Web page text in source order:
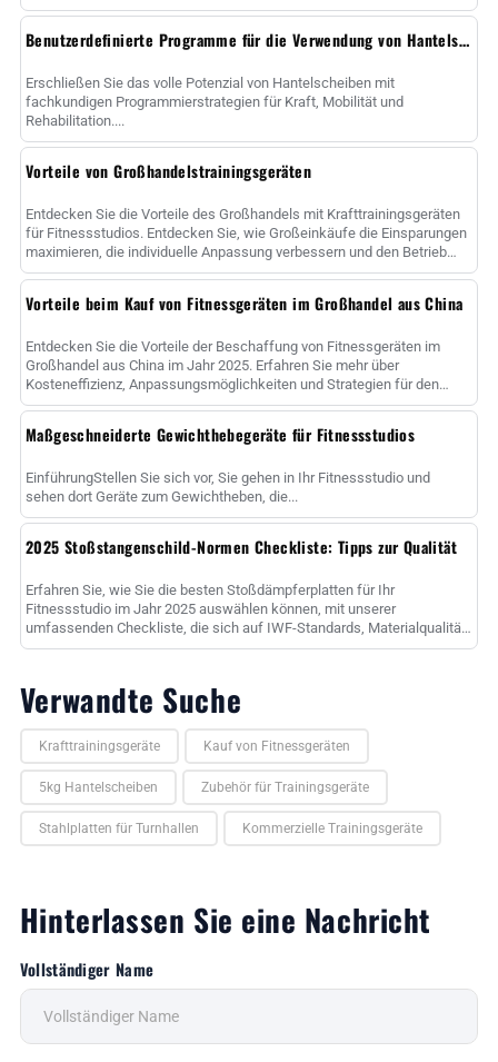
Benutzerdefinierte Programme für die Verwendung von Hantelscheiben
Erschließen Sie das volle Potenzial von Hantelscheiben mit
fachkundigen Programmierstrategien für Kraft, Mobilität und
Rehabilitation....
Vorteile von Großhandelstrainingsgeräten
Entdecken Sie die Vorteile des Großhandels mit Krafttrainingsgeräten
für Fitnessstudios. Entdecken Sie, wie Großeinkäufe die Einsparungen
maximieren, die individuelle Anpassung verbessern und den Betrieb
rationalisieren......
Vorteile beim Kauf von Fitnessgeräten im Großhandel aus China
Entdecken Sie die Vorteile der Beschaffung von Fitnessgeräten im
Großhandel aus China im Jahr 2025. Erfahren Sie mehr über
Kosteneffizienz, Anpassungsmöglichkeiten und Strategien für den
Erfolg......
Maßgeschneiderte Gewichthebegeräte für Fitnessstudios
EinführungStellen Sie sich vor, Sie gehen in Ihr Fitnessstudio und
sehen dort Geräte zum Gewichtheben, die...
2025 Stoßstangenschild-Normen Checkliste: Tipps zur Qualität
Erfahren Sie, wie Sie die besten Stoßdämpferplatten für Ihr
Fitnessstudio im Jahr 2025 auswählen können, mit unserer
umfassenden Checkliste, die sich auf IWF-Standards, Materialqualität,
Bounce-Werte und ......
Verwandte Suche
Krafttrainingsgeräte Kauf von Fitnessgeräten
5kg Hantelscheiben Zubehör für Trainingsgeräte
Stahlplatten für Turnhallen Kommerzielle Trainingsgeräte
Hinterlassen Sie eine Nachricht
Vollständiger Name